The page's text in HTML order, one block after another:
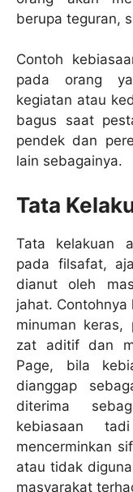
berupa teguran,
Contoh
pada orang
kegiatan atau
bagus saat
pendek dan
lain sebagainya.
Tata
Tata kelakuan
pada filsafat,
dianut oleh
jahat.
minuman keras,
zat aditif dan
Page, bila
dianggap
diterima
kebiasaan
mencerminkan
atau tidak
masyarakat